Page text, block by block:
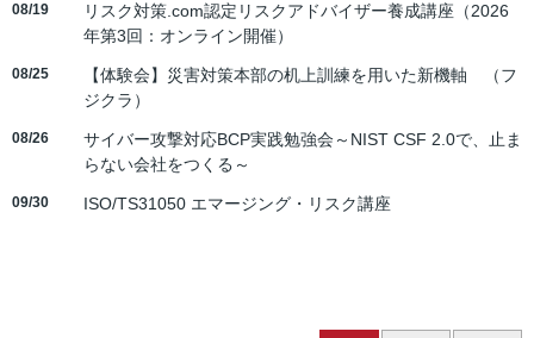
08/19
リスク対策.com認定リスクアドバイザー養成講座（2026
年第3回：オンライン開催）
08/25
【体験会】災害対策本部の机上訓練を用いた新機軸 （フ
ジクラ）
08/26
サイバー攻撃対応BCP実践勉強会～NIST CSF 2.0で、止ま
らない会社をつくる～
09/30 ISO/TS31050 エマージング・リスク講座